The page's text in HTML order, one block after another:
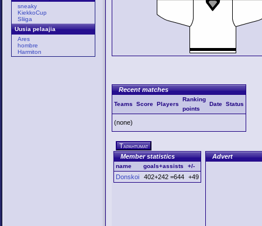
sneaky
KiekkoCup
Sliiga
Uusia pelaajia
Ares
hombre
Harmiton
Recent matches
Teams Score Players
Ranking
points
Date Status
(none)
Tapahtumat
Member statistics
name goals+assists +/-
Donskoi 402+242 =644 +49
Advert